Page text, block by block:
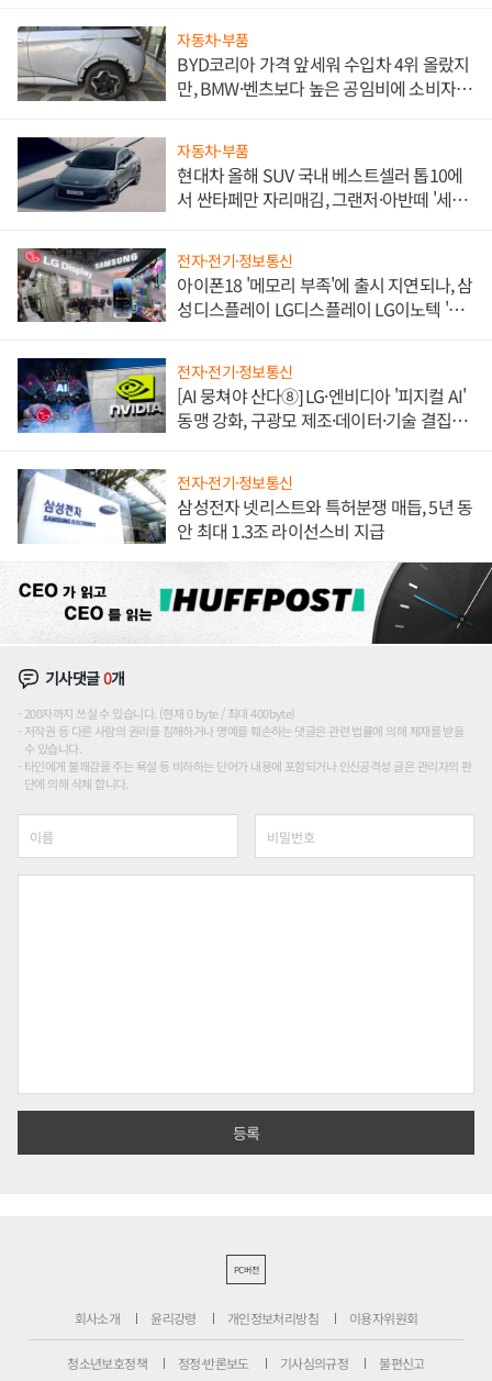
자동차·부품
BYD코리아 가격 앞세워 수입차 4위 올랐지
만, BMW·벤츠보다 높은 공임비에 소비자
자동차·부품
현대차 올해 SUV 국내 베스트셀러 톱10에
서 싼타페만 자리매김, 그랜저·아반떼 '세단
전자·전기·정보통신
아이폰18 '메모리 부족'에 출시 지연되나, 삼
성디스플레이 LG디스플레이 LG이노텍 '탈
전자·전기·정보통신
[AI 뭉쳐야 산다⑧] LG·엔비디아 '피지컬 AI'
동맹 강화, 구광모 제조·데이터·기술 결집
전자·전기·정보통신
삼성전자 넷리스트와 특허분쟁 매듭, 5년 동
안 최대 1.3조 라이선스비 지급
기사댓글0개
200자까지 쓰실 수 있습니다. (현재 0 byte / 최대 400byte)
저작권 등 다른 사람의 권리를 침해하거나 명예를 훼손하는 댓글은 관련 법률에 의해 제재를 받을
수 있습니다.
타인에게 불쾌감을 주는 욕설 등 비하하는 단어가 내용에 포함되거나 인신공격성 글은 관리자의 판
단에 의해 삭제 합니다.
PC버전
회사소개 윤리강령 개인정보처리방침 이용자위원회
청소년보호정책 정정·반론보도 기사심의규정 불편신고